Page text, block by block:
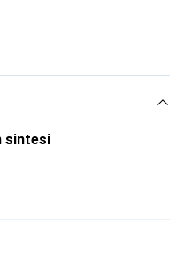
a livello
sintesi